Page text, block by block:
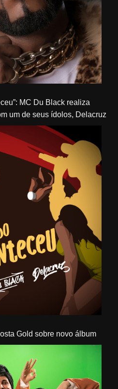
um de seus ídolos, Delacruz
Gold sobre novo álbum